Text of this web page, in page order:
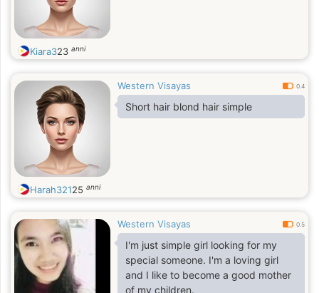
Kiara323 anni
Western Visayas 0.4
Short hair blond hair simple
Harah32125 anni
Western Visayas 0.5
I'm just simple girl looking for my
special someone. I'm a loving girl
and I like to become a good mother
of my children.